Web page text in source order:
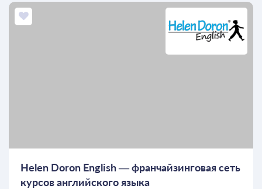
Helen Doron English — франчайзинговая сеть
курсов английского языка